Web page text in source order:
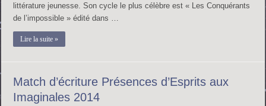
littérature jeunesse. Son cycle le plus célèbre est « Les Conquérants
de l’impossible » édité dans …
Lire la suite »
Match d’écriture Présences d’Esprits aux
Imaginales 2014